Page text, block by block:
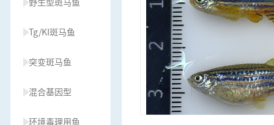
野生型斑马鱼
Tg/KI斑马鱼
突变斑马鱼
混合基因型
环境毒理用鱼